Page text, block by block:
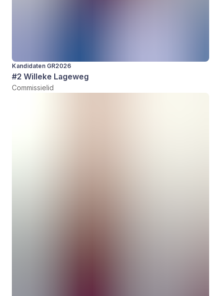
Kandidaten GR2026
#2 Willeke Lageweg
Commissielid